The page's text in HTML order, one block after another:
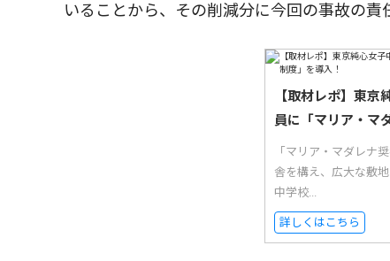
いることから、その削減分に今回の事故の責
【取材レポ】東
員に「マリア・マ
「マリア・マダレナ
舎を構え、広大な敷
中学校...
詳しくはこちら